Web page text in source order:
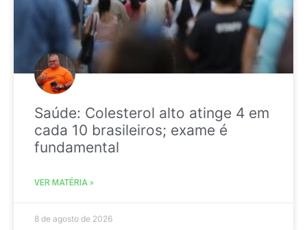
Saúde: Colesterol alto atinge 4 em
cada 10 brasileiros; exame é
fundamental
VER MATÉRIA »
8 de agosto de 2026